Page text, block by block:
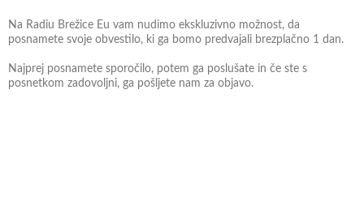
Na Radiu Brežice Eu vam nudimo ekskluzivno možnost, da
posnamete svoje obvestilo, ki ga bomo predvajali brezplačno 1 dan.
Najprej posnamete sporočilo, potem ga poslušate in če ste s
posnetkom zadovoljni, ga pošljete nam za objavo.